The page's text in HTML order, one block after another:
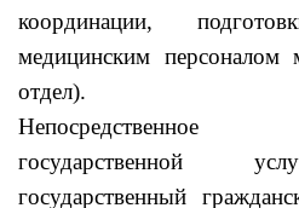
координации,
медицинским персоналом
отдел).
Непосредственное
государственной
государственный